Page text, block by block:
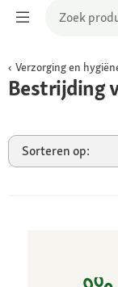
Verzorging en
Bestrijding
Sorteren op: